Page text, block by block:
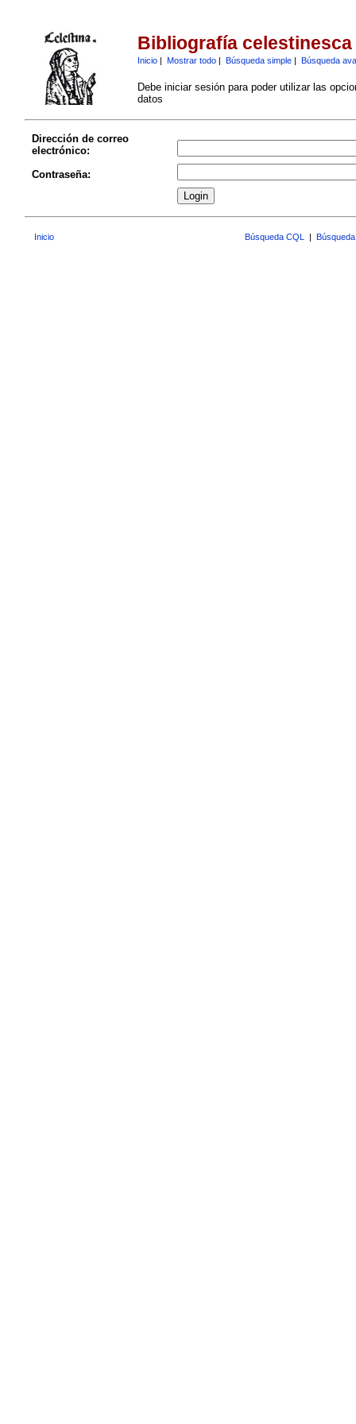
Bibliografía celestinesca
Inicio| Mostrar todo| Búsqueda simple| Búsqueda
Debe iniciar sesión para poder utilizar las
datos
Dirección de correo
electrónico:
Contraseña:
Inicio Búsqueda CQL |